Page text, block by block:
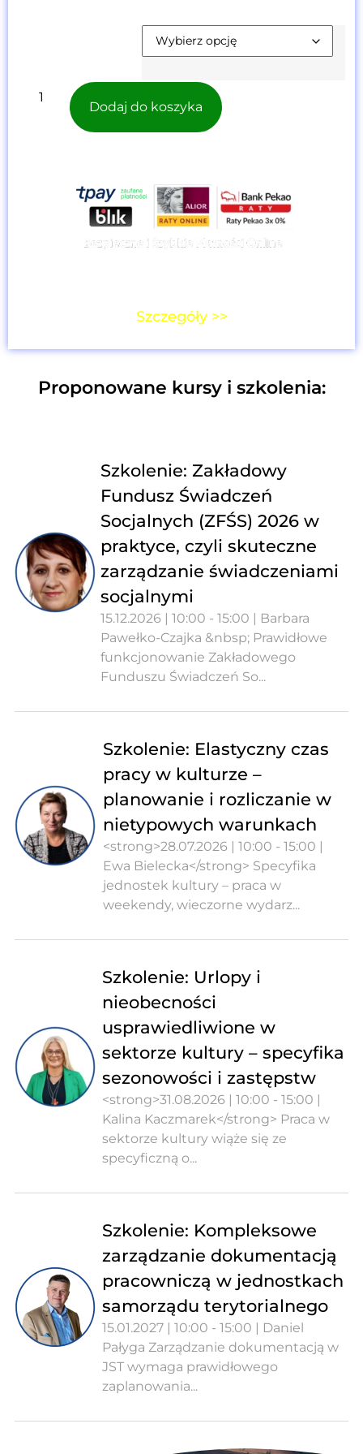
Dodaj do koszyka
Szczegóły >>
Proponowane kursy i szkolenia:
Szkolenie: Zakładowy
Fundusz Świadczeń
Socjalnych (ZFŚS) 2026 w
praktyce, czyli skuteczne
zarządzanie świadczeniami
socjalnymi
15.12.2026 | 10:00 - 15:00 | Barbara
Pawełko-Czajka &nbsp; Prawidłowe
funkcjonowanie Zakładowego
Funduszu Świadczeń So...
Szkolenie: Elastyczny czas
pracy w kulturze –
planowanie i rozliczanie w
nietypowych warunkach
<strong>28.07.2026 | 10:00 - 15:00 |
Ewa Bielecka</strong> Specyfika
jednostek kultury – praca w
weekendy, wieczorne wydarz...
Szkolenie: Urlopy i
nieobecności
usprawiedliwione w
sektorze kultury – specyfika
sezonowości i zastępstw
<strong>31.08.2026 | 10:00 - 15:00 |
Kalina Kaczmarek</strong> Praca w
sektorze kultury wiąże się ze
specyficzną o...
Szkolenie: Kompleksowe
zarządzanie dokumentacją
pracowniczą w jednostkach
samorządu terytorialnego
15.01.2027 | 10:00 - 15:00 | Daniel
Pałyga Zarządzanie dokumentacją w
JST wymaga prawidłowego
zaplanowania...